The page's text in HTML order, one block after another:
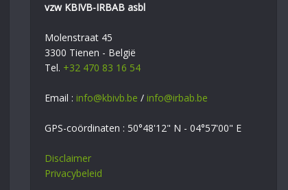
vzw KBIVB-IRBAB asbl
Molenstraat 45
3300 Tienen - België
Tel. +32 470 83 16 54
Email : info@kbivb.be / info@irbab.be
GPS-coördinaten : 50°48'12" N - 04°57'00" E
Disclaimer
Privacybeleid